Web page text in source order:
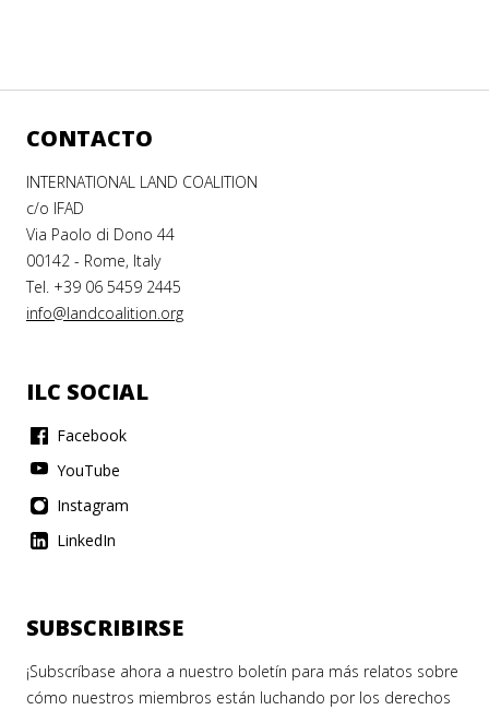
CONTACTO
INTERNATIONAL LAND COALITION
c/o IFAD
Via Paolo di Dono 44
00142 - Rome, Italy
Tel. +39 06 5459 2445
info@landcoalition.org
ILC SOCIAL
Facebook
YouTube
Instagram
LinkedIn
SUBSCRIBIRSE
¡Subscríbase ahora a nuestro boletín para más relatos sobre
cómo nuestros miembros están luchando por los derechos